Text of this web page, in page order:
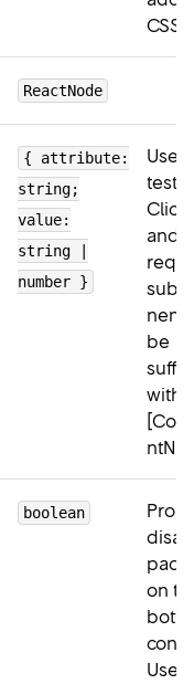
CSS
ReactNode
{ attribute:
string;
value:
string |
number }
tests.
and
be
with
boolean
Prop
on
Use